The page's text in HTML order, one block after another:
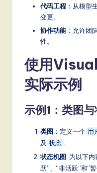
代码工程 ：从模型
变更。
协作功能 ：允许团
性。
使用
实际示例
示例1：类图
类图 ：定义一个 用
及 状态 .
状态机图: 为以下
跃”、“非活跃”和“